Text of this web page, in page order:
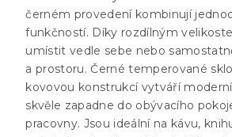
černém provedení kombinují
funkčností. Díky rozdílným
umístit vedle sebe nebo
a prostoru. Černé temperované
kovovou konstrukcí vytváří
skvěle zapadne do obývacího
pracovny. Jsou ideální na kávu,